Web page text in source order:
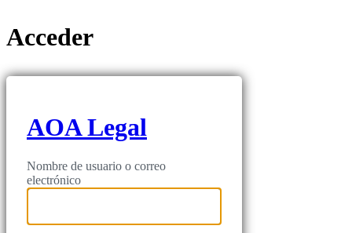
Acceder
AOA Legal
Nombre de usuario o correo
electrónico